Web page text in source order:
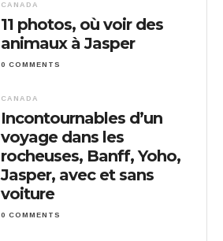
CANADA
11 photos, où voir des
animaux à Jasper
0 COMMENTS
CANADA
Incontournables d’un
voyage dans les
rocheuses, Banff, Yoho,
Jasper, avec et sans
voiture
0 COMMENTS